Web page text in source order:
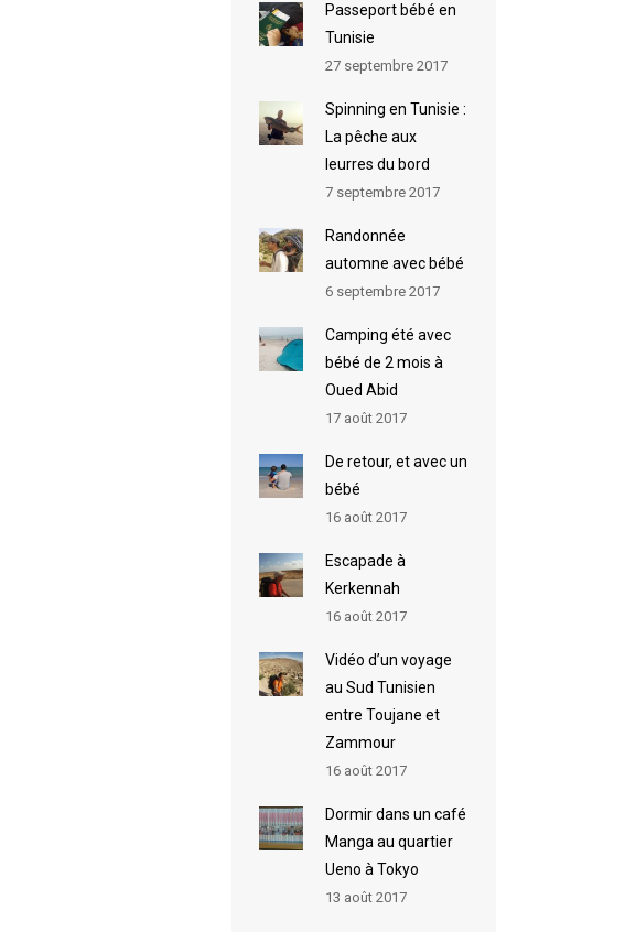
Passeport bébé en
Tunisie
27 septembre 2017
Spinning en Tunisie :
La pêche aux
leurres du bord
7 septembre 2017
Randonnée
automne avec bébé
6 septembre 2017
Camping été avec
bébé de 2 mois à
Oued Abid
17 août 2017
De retour, et avec un
bébé
16 août 2017
Escapade à
Kerkennah
16 août 2017
Vidéo d’un voyage
au Sud Tunisien
entre Toujane et
Zammour
16 août 2017
Dormir dans un café
Manga au quartier
Ueno à Tokyo
13 août 2017